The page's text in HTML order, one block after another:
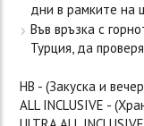
дни в рамките на
Във връзка с
Турция, да
HB - (Закуска и
ALL INCLUSIVE -